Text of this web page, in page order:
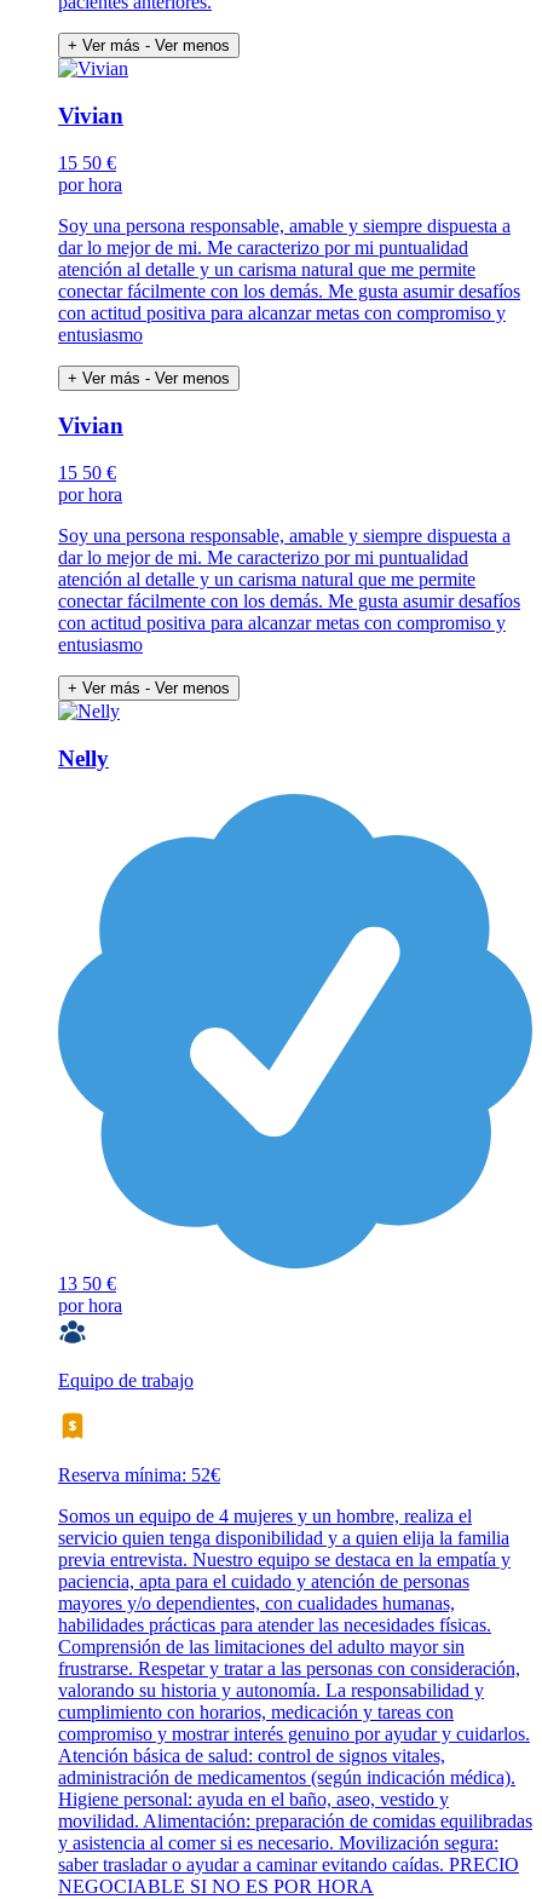
+ Ver más - Ver menos
Vivian
15 50 €
por hora
Soy una persona responsable, amable y siempre dispuesta a
dar lo mejor de mi. Me caracterizo por mi puntualidad
atención al detalle y un carisma natural que me permite
conectar fácilmente con los demás. Me gusta asumir desafíos
con actitud positiva para alcanzar metas con compromiso y
entusiasmo
+ Ver más - Ver menos
Vivian
15 50 €
por hora
Soy una persona responsable, amable y siempre dispuesta a
dar lo mejor de mi. Me caracterizo por mi puntualidad
atención al detalle y un carisma natural que me permite
conectar fácilmente con los demás. Me gusta asumir desafíos
con actitud positiva para alcanzar metas con compromiso y
entusiasmo
+ Ver más - Ver menos
Nelly
13 50 €
por hora
Equipo de trabajo
Reserva mínima: 52€
Somos un equipo de 4 mujeres y un hombre, realiza el
servicio quien tenga disponibilidad y a quien elija la familia
previa entrevista. Nuestro equipo se destaca en la empatía y
paciencia, apta para el cuidado y atención de personas
mayores y/o dependientes, con cualidades humanas,
habilidades prácticas para atender las necesidades físicas.
Comprensión de las limitaciones del adulto mayor sin
frustrarse. Respetar y tratar a las personas con consideración,
valorando su historia y autonomía. La responsabilidad y
cumplimiento con horarios, medicación y tareas con
compromiso y mostrar interés genuino por ayudar y cuidarlos.
Atención básica de salud: control de signos vitales,
administración de medicamentos (según indicación médica).
Higiene personal: ayuda en el baño, aseo, vestido y
movilidad. Alimentación: preparación de comidas equilibradas
y asistencia al comer si es necesario. Movilización segura:
saber trasladar o ayudar a caminar evitando caídas. PRECIO
NEGOCIABLE SI NO ES POR HORA